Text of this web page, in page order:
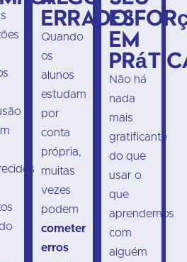
errado:
Quando
os
alunos
estudam
por
conta
própria,
muitas
vezes
podem
cometer
erros
em
Não há
nada
mais
gratificante
do que
usar o
que
aprendemos
com
alguém